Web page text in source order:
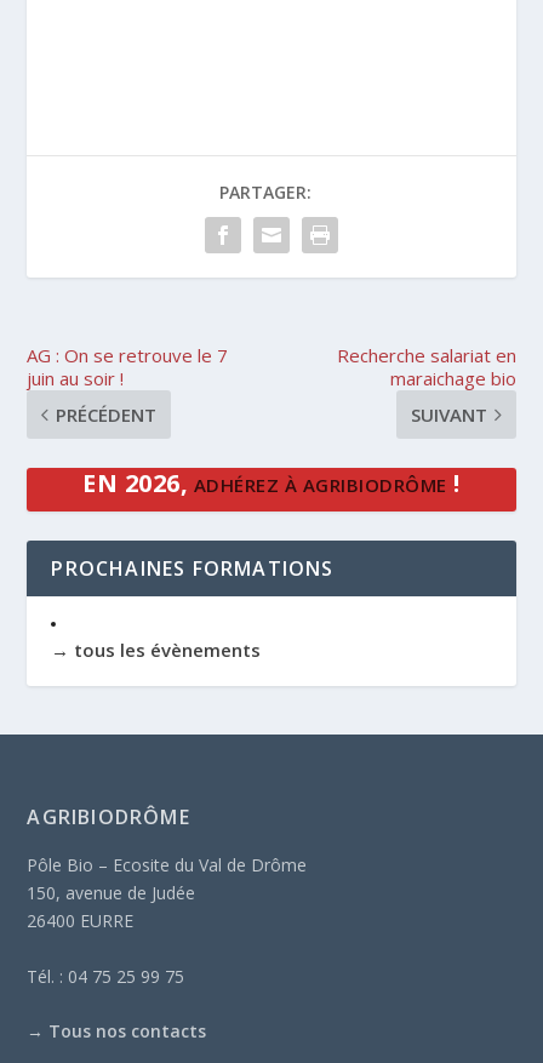
PARTAGER:
AG : On se retrouve le 7
juin au soir !
PRÉCÉDENT
Recherche salariat en
maraichage bio
SUIVANT
EN 2026, ADHÉREZ À AGRIBIODRÔME !
PROCHAINES FORMATIONS
→ tous les évènements
AGRIBIODRÔME
Pôle Bio – Ecosite du Val de Drôme
150, avenue de Judée
26400 EURRE
Tél. : 04 75 25 99 75
→ Tous nos contacts